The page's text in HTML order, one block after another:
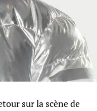
sur la scène de